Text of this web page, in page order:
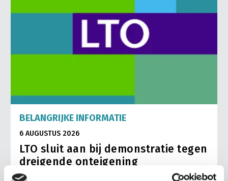
BELANGRIJKE INFORMATIE
6 AUGUSTUS 2026
LTO sluit aan bij demonstratie tegen
dreigende onteigening
pluimveehouders